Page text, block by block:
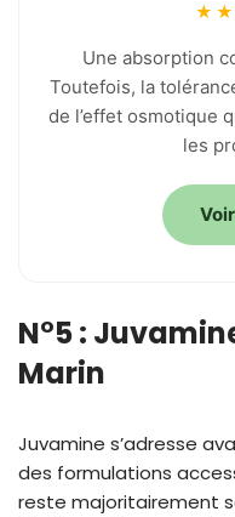
Une absorption
Toutefois, la
de l’effet osmotique
les
N°5 :
Marin
Juvamine s’adresse
des formulations
reste majoritairement